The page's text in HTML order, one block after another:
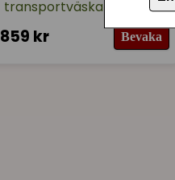
transportväska Kati 2-i-1
859 kr Bevaka